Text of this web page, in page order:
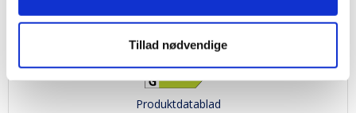
Tillad nødvendige
11.996,00
Produktdatablad